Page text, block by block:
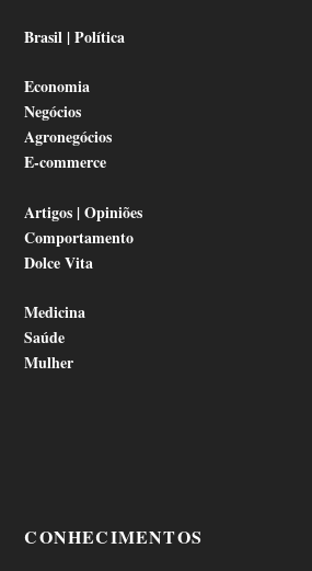
Brasil | Política
Economia
Negócios
Agronegócios
E-commerce
Artigos | Opiniões
Comportamento
Dolce Vita
Medicina
Saúde
Mulher
CONHECIMENTOS